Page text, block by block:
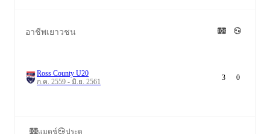
อาชีพเยาวชน
Ross County U20
ก.ค. 2559 - มิ.ย. 2561
3 0
แมตช์ ประตู